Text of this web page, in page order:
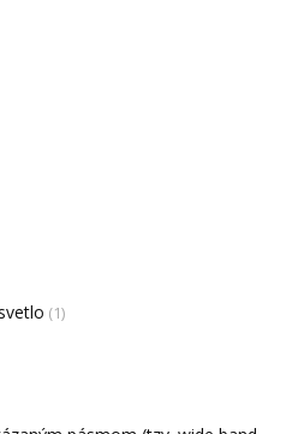
(1)